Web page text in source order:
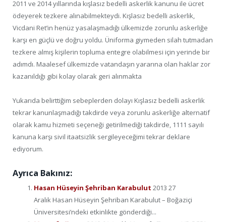
2011 ve 2014 yıllarında kışlasız bedelli askerlik kanunu ile ücret
ödeyerek tezkere alınabilmekteydi. Kışlasız bedelli askerlik,
Vicdani Ret’in henüz yasalaşmadığı ülkemizde zorunlu askerliğe
karşı en güçlü ve doğru yoldu. Üniforma giymeden silah tutmadan
tezkere almış kişilerin topluma entegre olabilmesi için yerinde bir
adımdı. Maalesef ülkemizde vatandaşın yararına olan haklar zor
kazanıldığı gibi kolay olarak geri alınmakta
Yukarıda belirttiğim sebeplerden dolayı Kışlasız bedelli askerlik
tekrar kanunlaşmadığı takdirde veya zorunlu askerliğe alternatif
olarak kamu hizmeti seçeneği getirilmediği takdirde, 1111 sayılı
kanuna karşı sivil itaatsizlik sergileyeceğimi tekrar deklare
ediyorum.
Ayrıca Bakınız:
Hasan Hüseyin Şehriban Karabulut 2013 27
Aralık Hasan Hüseyin Şehriban Karabulut – Boğaziçi
Üniversitesi’ndeki etkinlikte gönderdiği...